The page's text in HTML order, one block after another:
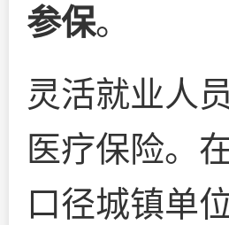
参保。
灵活就业人
医疗保险。
口径城镇单